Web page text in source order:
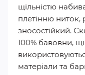
щільністю
плетінню ниток,
зносостійкий.
100% бавовни,
матеріали та